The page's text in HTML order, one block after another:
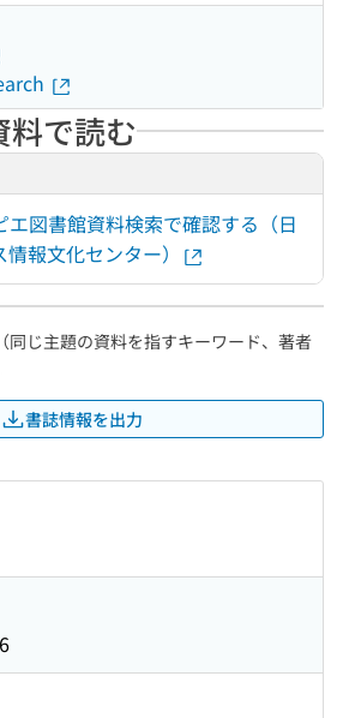
料で読む
エ図書館資料検索で確認する（日
報文化センター）
同じ主題の資料を指すキーワード、著者
書誌情報を出力